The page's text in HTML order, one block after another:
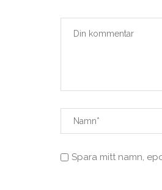
Spara mitt namn,